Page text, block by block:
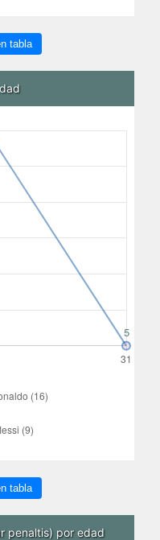
tabla
tabla
penaltis) por edad